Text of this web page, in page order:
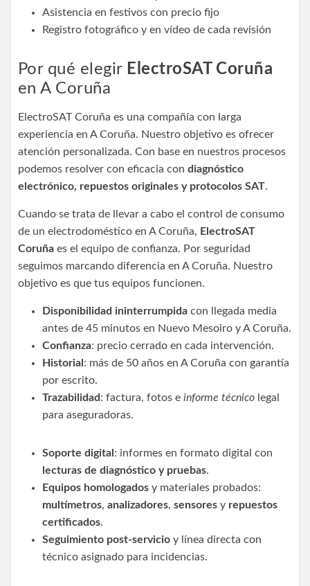
Asistencia en festivos con precio fijo
Registro fotográfico y en vídeo de cada revisión
Por qué elegir ElectroSAT Coruña
en A Coruña
ElectroSAT Coruña es una compañía con larga
experiencia en A Coruña. Nuestro objetivo es ofrecer
atención personalizada. Con base en nuestros procesos
podemos resolver con eficacia con diagnóstico
electrónico, repuestos originales y protocolos SAT.
Cuando se trata de llevar a cabo el control de consumo
de un electrodoméstico en A Coruña, ElectroSAT
Coruña es el equipo de confianza. Por seguridad
seguimos marcando diferencia en A Coruña. Nuestro
objetivo es que tus equipos funcionen.
Disponibilidad ininterrumpida con llegada media
antes de 45 minutos en Nuevo Mesoiro y A Coruña.
Confianza: precio cerrado en cada intervención.
Historial : más de 50 años en A Coruña con garantía
por escrito.
Trazabilidad : factura, fotos e informe técnico legal
para aseguradoras.
Soporte digital : informes en formato digital con
lecturas de diagnóstico y pruebas.
Equipos homologados y materiales probados:
multímetros, analizadores, sensores y repuestos
certificados.
Seguimiento post-servicio y línea directa con
técnico asignado para incidencias.